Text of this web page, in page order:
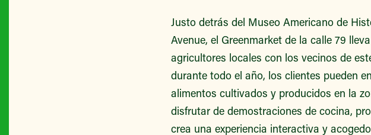
Justo detrás del Museo Americano de
Avenue, el Greenmarket de la calle 79
agricultores locales con los vecinos de
durante todo el año, los clientes pueden
alimentos cultivados y producidos en la
disfrutar de demostraciones de cocina,
crea una experiencia interactiva y